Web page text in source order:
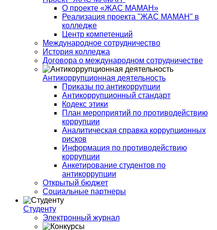
О проекте «ЖАС МАМАН»
Реализация проекта "ЖАС МАМАН" в
колледже
Центр компетенций
Международное сотрудничество
История колледжа
Договора о международном сотрудничестве
Антикоррупционная деятельность
Приказы по антикоррупции
Антикоррупционный стандарт
Кодекс этики
План мероприятий по противодействию
коррупции
Аналитическая справка коррупционных
рисков
Информация по противодействию
коррупции
Анкетирование студентов по
антикоррупции
Открытый бюджет
Социальные партнеры
Студенту
Электронный журнал